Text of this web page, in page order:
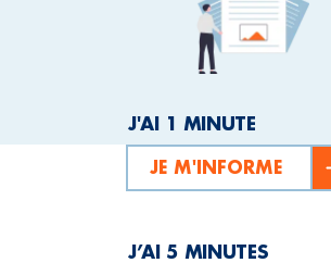
J'AI 1 MINUTE
JE M'INFORME
J’AI 5 MINUTES